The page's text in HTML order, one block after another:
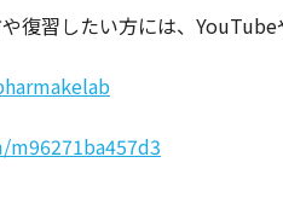
復習したい方には、